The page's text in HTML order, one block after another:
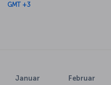
GMT +3
Januar Februar